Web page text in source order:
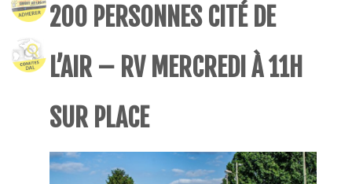
200 PERSONNES CITÉ DE
L’AIR – RV MERCREDI À 11H
SUR PLACE